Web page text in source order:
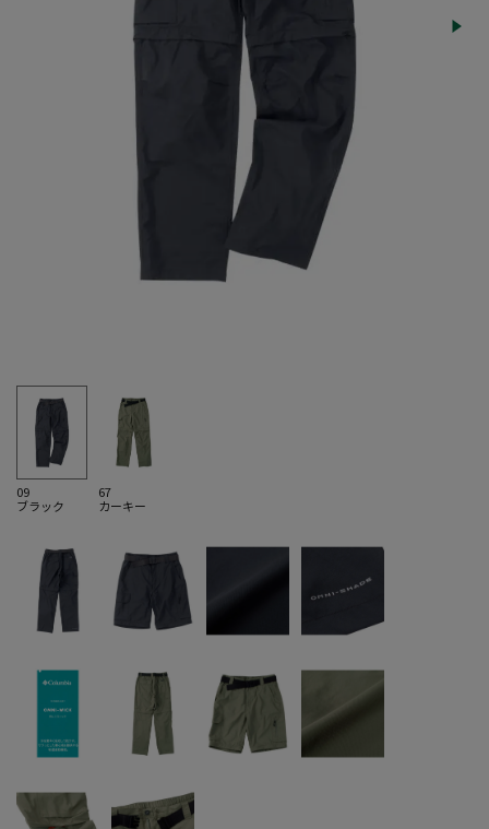
09
ブラック
67
カーキー